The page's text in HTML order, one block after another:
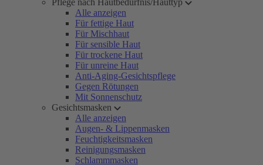
Pflege nach Hautbedürfnis/Hauttyp
Alle anzeigen
Für fettige Haut
Für Mischhaut
Für sensible Haut
Für trockene Haut
Für unreine Haut
Anti-Aging-Gesichtspflege
Gegen Rötungen
Mit Sonnenschutz
Gesichtsmasken
Alle anzeigen
Augen- & Lippenmasken
Feuchtigkeitsmasken
Reinigungsmasken
Schlammmasken